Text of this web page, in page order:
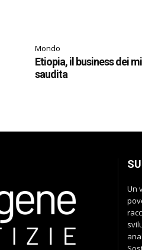
Mondo
Etiopia, il business dei
saudita
Un